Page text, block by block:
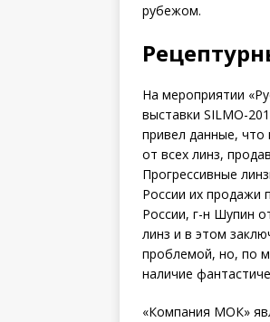
рубежом.
На мероприятии
выставки SILMO-
привел данные, что
от всех линз,
Прогрессивные
России их продажи
России, г-н Шупин
линз и в этом
проблемой, но, по
наличие
«Компания МОК»